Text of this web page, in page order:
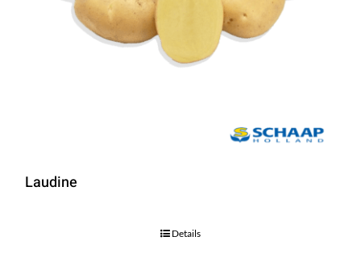
Laudine
Details